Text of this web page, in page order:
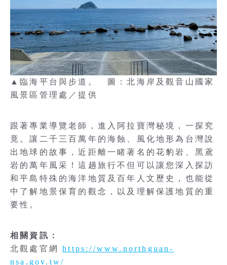
▲臨海平台與步道。 圖：北海岸及觀音山國家
風景區管理處／提供
跟著專業導覽老師，進入阿拉寶灣秘境，一探究
竟。讓二千三百萬年的海蝕、風化地形為台灣說
出地球的故事，近距離一睹著名的花豹岩、黑鳶
岩的萬年風采！這趟旅行不但可以讓您深入探訪
和平島特殊的海洋地質及百年人文歷史，也能從
中了解地景保育的觀念，以及理解保護地質的重
要性。
相關資訊：
北觀處官網https://www.northguan-
nsa.gov.tw/